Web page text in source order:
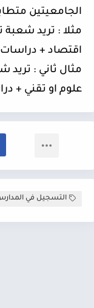
الجامعيتين
مثلا : تريد
اقتصاد + دراسات
مثال ثاني : تريد
علوم او تقني +
التسجيل في